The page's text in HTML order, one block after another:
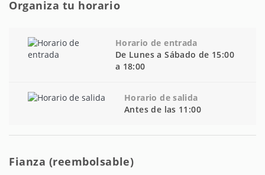
Organiza tu horario
Horario de entrada
De Lunes a Sábado de 15:00
a 18:00
Horario de salida
Antes de las 11:00
Fianza (reembolsable)